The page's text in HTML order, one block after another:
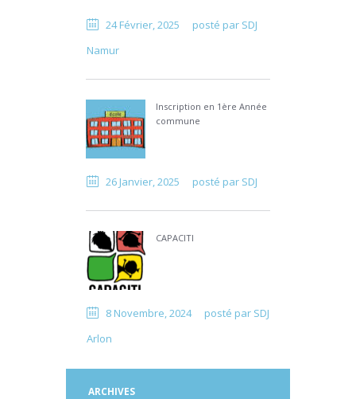
24 Février, 2025 posté par SDJ
Namur
Inscription en 1ère Année
commune
26 Janvier, 2025 posté par SDJ
CAPACITI
8 Novembre, 2024 posté par SDJ
Arlon
ARCHIVES